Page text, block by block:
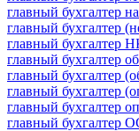
главный бухгалтер
главный бухгалтер
главный бухгалтер
главный бухгалтер
главный бухгалтер
главный бухгалтер
главный бухгалтер
главный бухгалтер